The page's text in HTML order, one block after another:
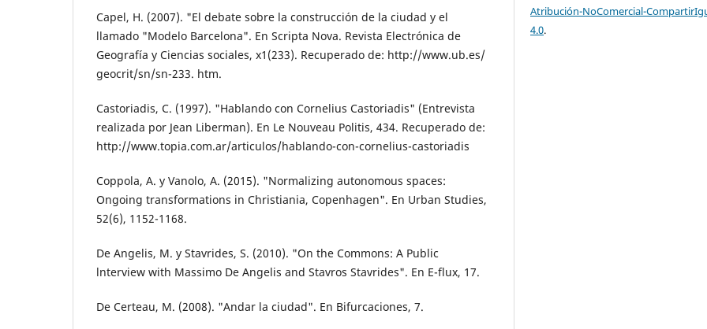
Capel, H. (2007). "El debate sobre la construc­ción de la ciudad y el
llamado "Modelo Barcelona". En Scripta Nova. Revista Electrónica de
Geografía y Ciencias sociales, x1(233). Recuperado de: http://www.ub.es/
geocrit/sn/sn-233. htm.
Castoriadis, C. (1997). "Hablando con Cornelius Castoriadis" (Entrevista
realizada por Jean Liberman). En Le Nouveau Politis, 434. Re­cuperado de:
http://www.topia.com.ar/ar­ticulos/hablando-con-cornelius-castoriadis
Coppola, A. y Vanolo, A. (2015). "Normalizing autonomous spaces:
Ongoing transforma­tions in Christiania, Copenhagen". En Ur­ban Studies,
52(6), 1152-1168.
De Angelis, M. y Stavrides, S. (2010). "On the Commons: A Public
lnterview with Massi­mo De Angelis and Stavros Stavrides". En E-flux, 17.
De Certeau, M. (2008). "Andar la ciudad". En Bifurcaciones, 7.
Atribución-NoComercial-
4.0.